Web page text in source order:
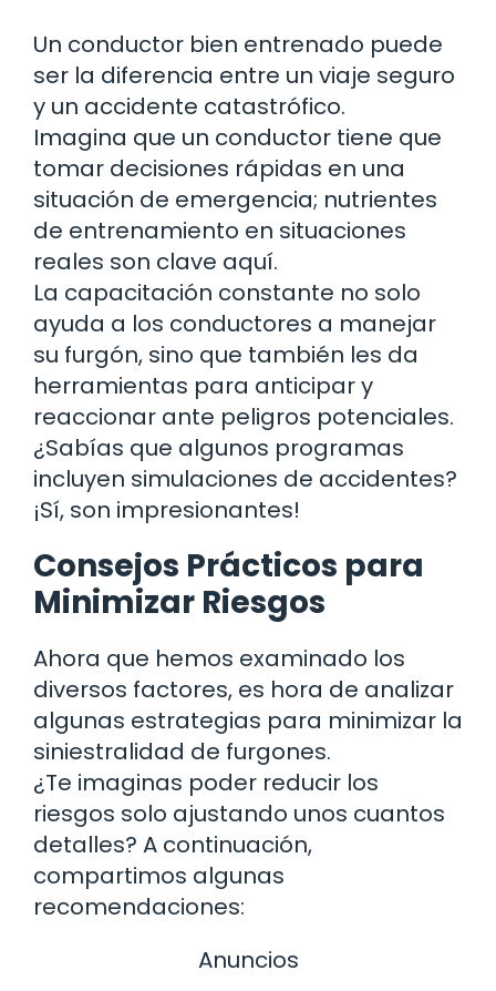
Un conductor bien entrenado puede
ser la diferencia entre un viaje seguro
y un accidente catastrófico.
Imagina que un conductor tiene que
tomar decisiones rápidas en una
situación de emergencia; nutrientes
de entrenamiento en situaciones
reales son clave aquí.
La capacitación constante no solo
ayuda a los conductores a manejar
su furgón, sino que también les da
herramientas para anticipar y
reaccionar ante peligros potenciales.
¿Sabías que algunos programas
incluyen simulaciones de accidentes?
¡Sí, son impresionantes!
Consejos Prácticos para
Minimizar Riesgos
Ahora que hemos examinado los
diversos factores, es hora de analizar
algunas estrategias para minimizar la
siniestralidad de furgones.
¿Te imaginas poder reducir los
riesgos solo ajustando unos cuantos
detalles? A continuación,
compartimos algunas
recomendaciones:
Anuncios